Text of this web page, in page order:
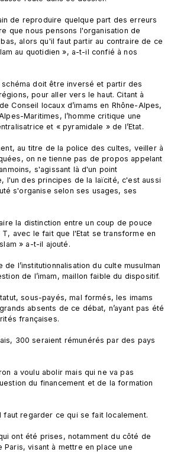
de reproduire quelque part des erreurs
que nous pensons l'organisation de
alors qu'il faut partir au contraire de ce
au quotidien », a-t-il confié à nos
doit être inversé et partir des
pour aller vers le haut. Citant à
Conseil locaux d’imams en Rhône-Alpes,
Maritimes, l’homme critique une
et « pyramidale » de l’Etat.
au titre de la police des cultes, veiller à
on ne tienne pas de propos appelant
s'agissant là d'un point
l'un des principes de la laïcité, c'est aussi
s'organise selon ses usages, ses
la distinction entre un coup de pouce
T, avec le fait que l'Etat se transforme en
» a-t-il ajouté.
l’institutionnalisation du culte musulman
de l’imam, maillon faible du dispositif.
sous-payés, mal formés, les imams
absents de ce débat, n’ayant pas été
françaises.
300 seraient rémunérés par des pays
a voulu abolir mais qui ne va pas
du financement et de la formation
faut regarder ce qui se fait localement.
ont été prises, notamment du côté de
Paris, visant à mettre en place une